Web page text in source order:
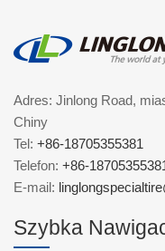
Adres: Jinlong Road,
Chiny
Tel: +86-18705355381
Telefon: +86-
E-mail:
Szybka